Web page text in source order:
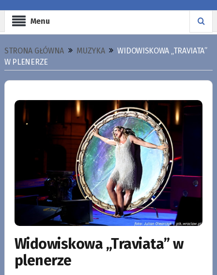
Menu
STRONA GŁÓWNA MUZYKA
WIDOWISKOWA „TRAVIATA”
W PLENERZE
Widowiskowa „Traviata” w
plenerze